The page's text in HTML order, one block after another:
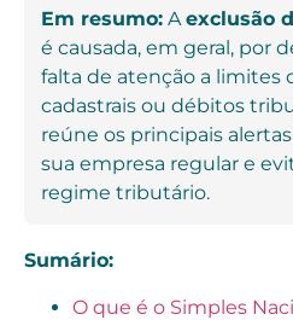
Em resumo: Aexclusão
é causada, em geral, por
falta de atenção a limites
cadastrais ou débitos
reúne os principais
sua empresa regular e
regime tributário.
Sumário:
O que é o Simples